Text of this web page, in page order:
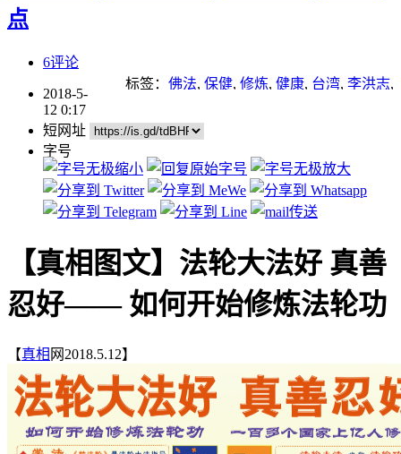
点
6评论
标签： 佛法, 保健, 修炼, 健康, 台湾, 李洪志,
大法日,重点推荐
2018-5-
12 0:17
短网址
字号
【真相图文】法轮大法好 真善
忍好—— 如何开始修炼法轮功
【真相 网2018.5.12】